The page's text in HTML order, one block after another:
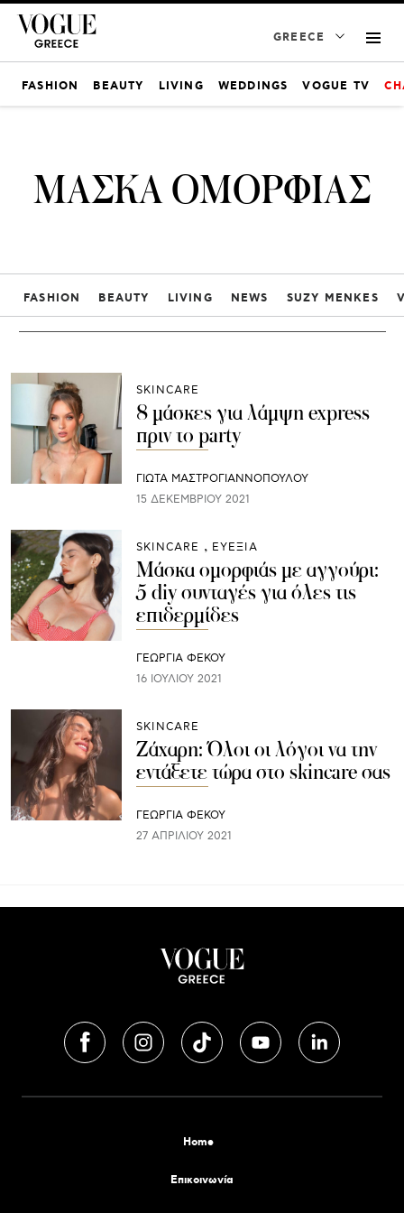
GREECE
FASHION BEAUTY LIVING WEDDINGS VOGUE TV
ΜΑΣΚΑ ΟΜΟΡΦΙΑΣ
FASHION BEAUTY LIVING NEWS SUZY MENKES
SKINCARE
8 μάσκες για λάμψη express
πριν το party
ΓΙΩΤΑ ΜΑΣΤΡΟΓΙΑΝΝΟΠΟΥΛΟΥ
15 ΔΕΚΕΜΒΡΊΟΥ 2021
SKINCARE ΕΥΕΞΙΑ
Μάσκα ομορφιάς με αγγούρι:
5 diy συνταγές για όλες τις
επιδερμίδες
ΓΕΩΡΓΙΑ ΦΕΚΟΥ
16 ΙΟΥΛΊΟΥ 2021
SKINCARE
Ζάχαρη: Όλοι οι λόγοι να την
εντάξετε τώρα στο skincare σας
ΓΕΩΡΓΙΑ ΦΕΚΟΥ
27 ΑΠΡΙΛΊΟΥ 2021
Home
Επικοινωνία